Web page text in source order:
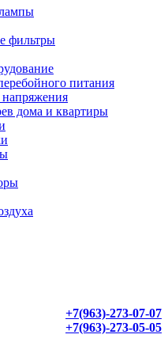
фильтры
питания
дома и квартиры
+7(963)-273-07-07
+7(963)-273-05-05